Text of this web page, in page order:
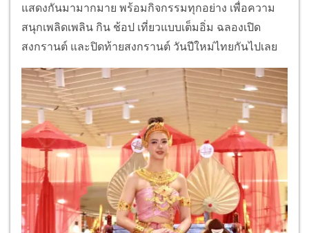
แสดงกันมามากมาย พร้อมกิจกรรมทุกอย่าง เพื่อความ
สนุกเพลิดเพลิน กิน ช้อป เที่ยวแบบเต็มอิ่ม ฉลองเปิด
สงกรานต์ และปิดท้ายสงกรานต์ วันปีใหม่ไทยกันไปเลย